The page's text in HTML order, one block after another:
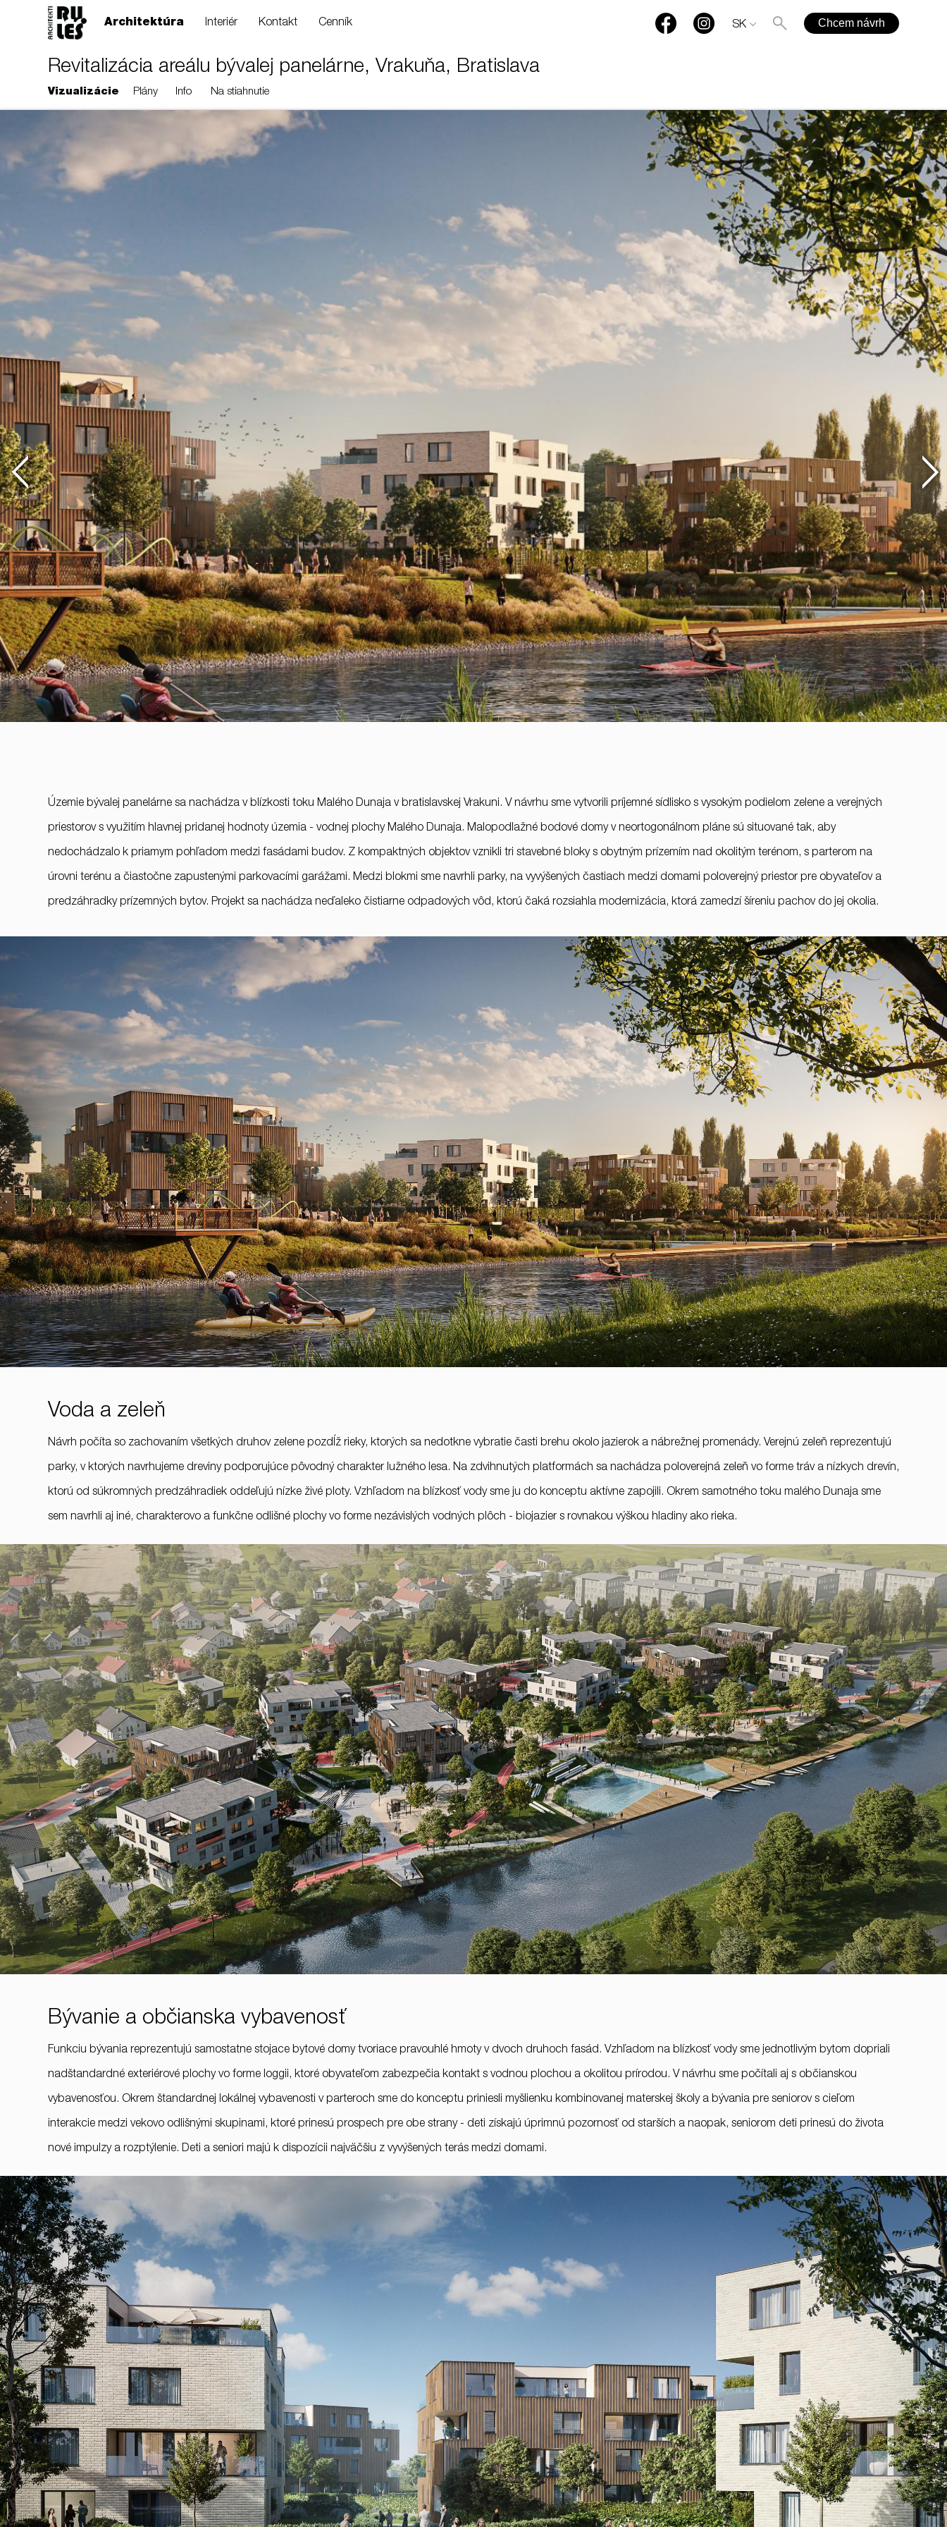
Architektúra Interiér Kontakt Cenník SK Chcem návrh
Revitalizácia areálu bývalej panelárne, Vrakuňa, Bratislava
Vizualizácie Plány Info Na stiahnutie
Územie bývalej panelárne sa nachádza v blízkosti toku Malého Dunaja v bratislavskej Vrakuni. V návrhu sme vytvorili príjemné sídlisko s vysokým podielom zelene a verejných
priestorov s využitím hlavnej pridanej hodnoty územia - vodnej plochy Malého Dunaja. Malopodlažné bodové domy v neortogonálnom pláne sú situované tak, aby
nedochádzalo k priamym pohľadom medzi fasádami budov. Z kompaktných objektov vznikli tri stavebné bloky s obytným prízemím nad okolitým terénom, s parterom na
úrovni terénu a čiastočne zapustenými parkovacími garážami. Medzi blokmi sme navrhli parky, na vyvýšených častiach medzi domami poloverejný priestor pre obyvateľov a
predzáhradky prízemných bytov. Projekt sa nachádza neďaleko čistiarne odpadových vôd, ktorú čaká rozsiahla modernizácia, ktorá zamedzí šíreniu pachov do jej okolia.
Voda a zeleň
Návrh počíta so zachovaním všetkých druhov zelene pozdĺž rieky, ktorých sa nedotkne vybratie časti brehu okolo jazierok a nábrežnej promenády. Verejnú zeleň reprezentujú
parky, v ktorých navrhujeme dreviny podporujúce pôvodný charakter lužného lesa. Na zdvihnutých platformách sa nachádza poloverejná zeleň vo forme tráv a nízkych drevín,
ktorú od súkromných predzáhradiek oddeľujú nízke živé ploty. Vzhľadom na blízkosť vody sme ju do konceptu aktívne zapojili. Okrem samotného toku malého Dunaja sme
sem navrhli aj iné, charakterovo a funkčne odlišné plochy vo forme nezávislých vodných plôch - biojazier s rovnakou výškou hladiny ako rieka.
Bývanie a občianska vybavenosť
Funkciu bývania reprezentujú samostatne stojace bytové domy tvoriace pravouhlé hmoty v dvoch druhoch fasád. Vzhľadom na blízkosť vody sme jednotlivým bytom dopriali
nadštandardné exteriérové plochy vo forme loggii, ktoré obyvateľom zabezpečia kontakt s vodnou plochou a okolitou prírodou. V návrhu sme počítali aj s občianskou
vybavenosťou. Okrem štandardnej lokálnej vybavenosti v parteroch sme do konceptu priniesli myšlienku kombinovanej materskej školy a bývania pre seniorov s cieľom
interakcie medzi vekovo odlišnými skupinami, ktoré prinesú prospech pre obe strany - deti získajú úprimnú pozornosť od starších a naopak, seniorom deti prinesú do života
nové impulzy a rozptýlenie. Deti a seniori majú k dispozícii najväčšiu z vyvýšených terás medzi domami.
Bratislava, Slovensko
© RULES, s.r.o. Média
Blog
Časté otázky